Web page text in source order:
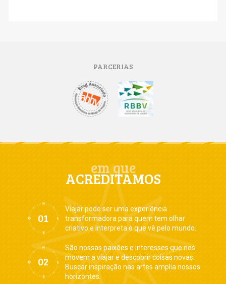
PARCERIAS
em que
ACREDITAMOS
Viajar pode ser uma experiência
transformadora para quem tem olhar
criativo e interpreta o que vê pelo mundo.
São nossas paixões e interesses que nos
movem a viajar e descobrir coisas novas.
Buscar inspiração nas artes amplia nossos
horizontes.